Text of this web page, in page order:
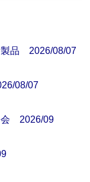
製品 2026/08/07
08/07
会 2026/09